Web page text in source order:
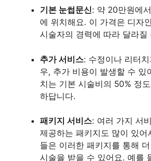
기본 눈썹문신: 약 20만원에
에 위치해요. 이 가격은 디자
시술자의 경력에 따라 달라질
추가 서비스: 수정이나 리터
우, 추가 비용이 발생할 수 있
치는 기본 시술비의 50% 정
하답니다.
패키지 서비스: 여러 가지 서
제공하는 패키지도 많이 있어
들은 이러한 패키지를 통해
시술을 받을 수 있어요. 예를